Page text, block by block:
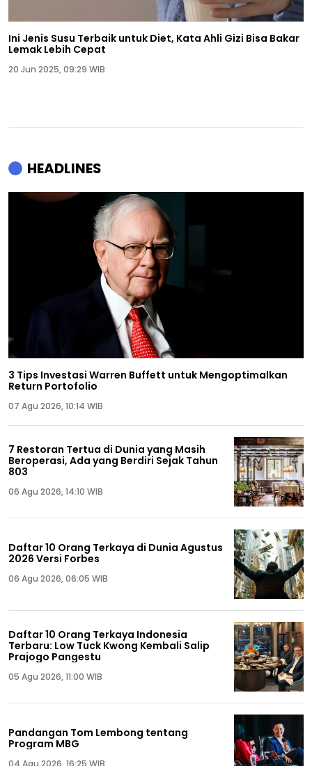
Ini Jenis Susu Terbaik untuk Diet, Kata Ahli Gizi Bisa Bakar
Lemak Lebih Cepat
20 Jun 2025, 09:29 WIB
HEADLINES
3 Tips Investasi Warren Buffett untuk Mengoptimalkan
Return Portofolio
07 Agu 2026, 10:14 WIB
7 Restoran Tertua di Dunia yang Masih
Beroperasi, Ada yang Berdiri Sejak Tahun
803
06 Agu 2026, 14:10 WIB
Daftar 10 Orang Terkaya di Dunia Agustus
2026 Versi Forbes
06 Agu 2026, 06:05 WIB
Daftar 10 Orang Terkaya Indonesia
Terbaru: Low Tuck Kwong Kembali Salip
Prajogo Pangestu
05 Agu 2026, 11:00 WIB
Pandangan Tom Lembong tentang
Program MBG
04 Agu 2026, 16:25 WIB